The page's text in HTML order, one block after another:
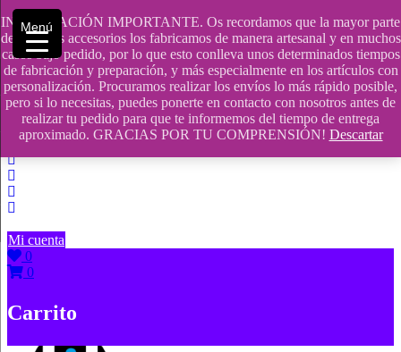
INFORMACIÓN IMPORTANTE. Os recordamos que la mayor parte
de nuestros accesorios los fabricamos de manera artesanal y en muchos
casos bajo pedido, por lo que esto conlleva unos determinados tiempos
de fabricación y preparación, y más especialmente en los artículos con
personalización. Procuramos realizar los envíos lo más rápido posible,
pero si lo necesitas, puedes ponerte en contacto con nosotros antes de
realizar tu pedido para que te informemos del tiempo de entrega
aproximado. GRACIAS POR TU COMPRENSIÓN! Descartar
Saltar
contenido
609241475 SOLO DE 10:00 a 14:00
info@hobbyaescala.com
San Fernando de Henares
10:00 - 14:00
Mi cuenta
0
0
Carrito
Menú